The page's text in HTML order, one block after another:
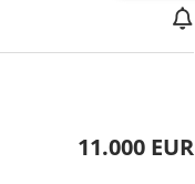
11.000 EUR